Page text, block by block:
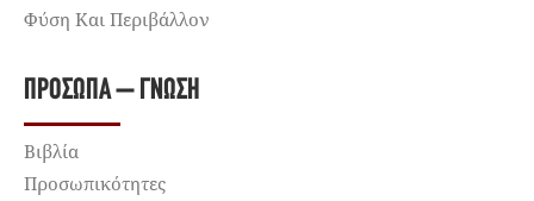
Φύση Και Περιβάλλον
ΠΡΌΣΩΠΑ – ΓΝΏΣΗ
Βιβλία
Προσωπικότητες